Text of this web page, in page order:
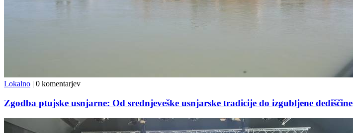
Lokalno 0 komentarjev
Zgodba ptujske usnjarne: Od srednjeveške usnjarske tradicije do izgubljene dediščine